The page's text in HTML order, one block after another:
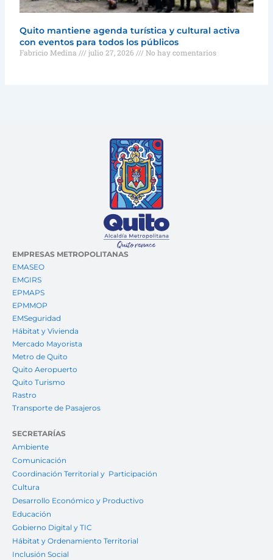
Quito mantiene agenda turística y cultural activa
con eventos para todos los públicos
Fabricio Medina julio 27, 2026 No hay comentarios
EMPRESAS METROPOLITANAS
EMASEO
EMGIRS
EPMAPS
EPMMOP
EMSeguridad
Hábitat y Vivienda
Mercado Mayorista
Metro de Quito
Quito Aeropuerto
Quito Turismo
Rastro
Transporte de Pasajeros
SECRETARÍAS
Ambiente
Comunicación
Coordinación Territorial y Participación
Cultura
Desarrollo Económico y Productivo
Educación
Gobierno Digital y TIC
Hábitat y Ordenamiento Territorial
Inclusión Social